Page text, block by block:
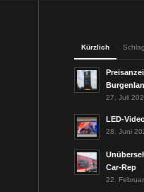
Kürzlich
27. Juli
LED-
28. Juni
Car-Rep
22.